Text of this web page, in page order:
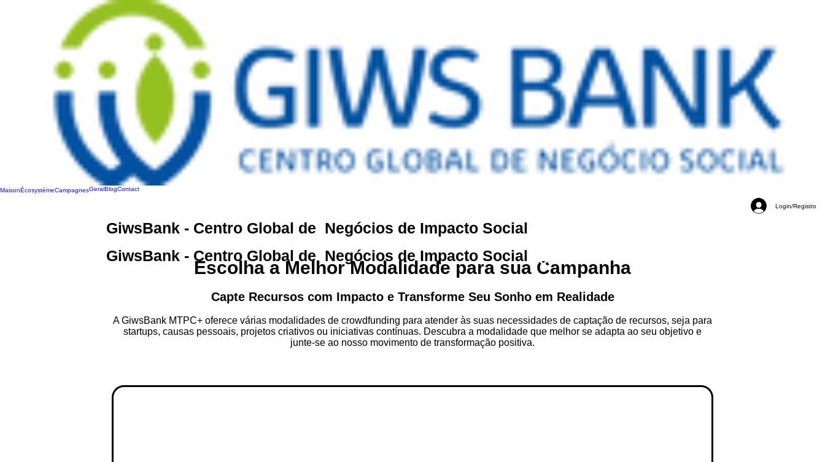
MaisonÉcosystèmeCampagnesGeral BlogContact
Login/Registro
Escolha a Melhor Modalidade para sua Campanha
Capte Recursos com Impacto e Transforme Seu Sonho em Realidade
A GiwsBank MTPC+ oferece várias modalidades de crowdfunding para atender às suas necessidades de captação de recursos, seja para
startups, causas pessoais, projetos criativos ou iniciativas contínuas. Descubra a modalidade que melhor se adapta ao seu objetivo e
junte-se ao nosso movimento de transformação positiva.
GiwsBank - Centro Global de Negócios de Impacto Social
GiwsBank - Centro Global de Negócios de Impacto Social Acelerando o crescimento